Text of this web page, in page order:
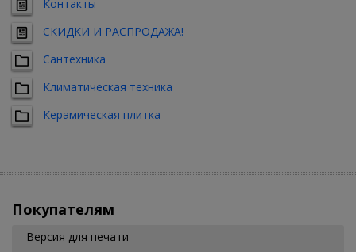
Контакты
СКИДКИ И РАСПРОДАЖА!
Сантехника
Климатическая техника
Керамическая плитка
Покупателям
Версия для печати